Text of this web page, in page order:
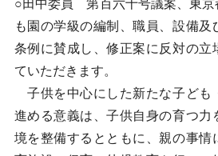
○田中委員 第百六十号議案、東京
も園の学級の編制、職員、設備及
条例に賛成し、修正案に反対の立
ていただきます。
子供を中心にした新たな子ども
進める意義は、子供自身の育つ力
境を整備するとともに、親の事情